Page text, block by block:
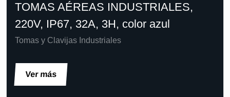
TOMAS AÉREAS INDUSTRIALES,
220V, IP67, 32A, 3H, color azul
Tomas y Clavijas Industriales
Ver más